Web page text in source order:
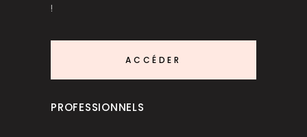
!
ACCÉDER
PROFESSIONNELS